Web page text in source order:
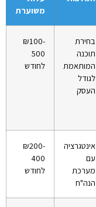
משוערת
בחירת
תוכנה
המותאמת
לגודל
העסק
₪100-
500
לחודש
אינטגרציה
עם
מערכת
הנה"ח
₪200-
400
לחודש